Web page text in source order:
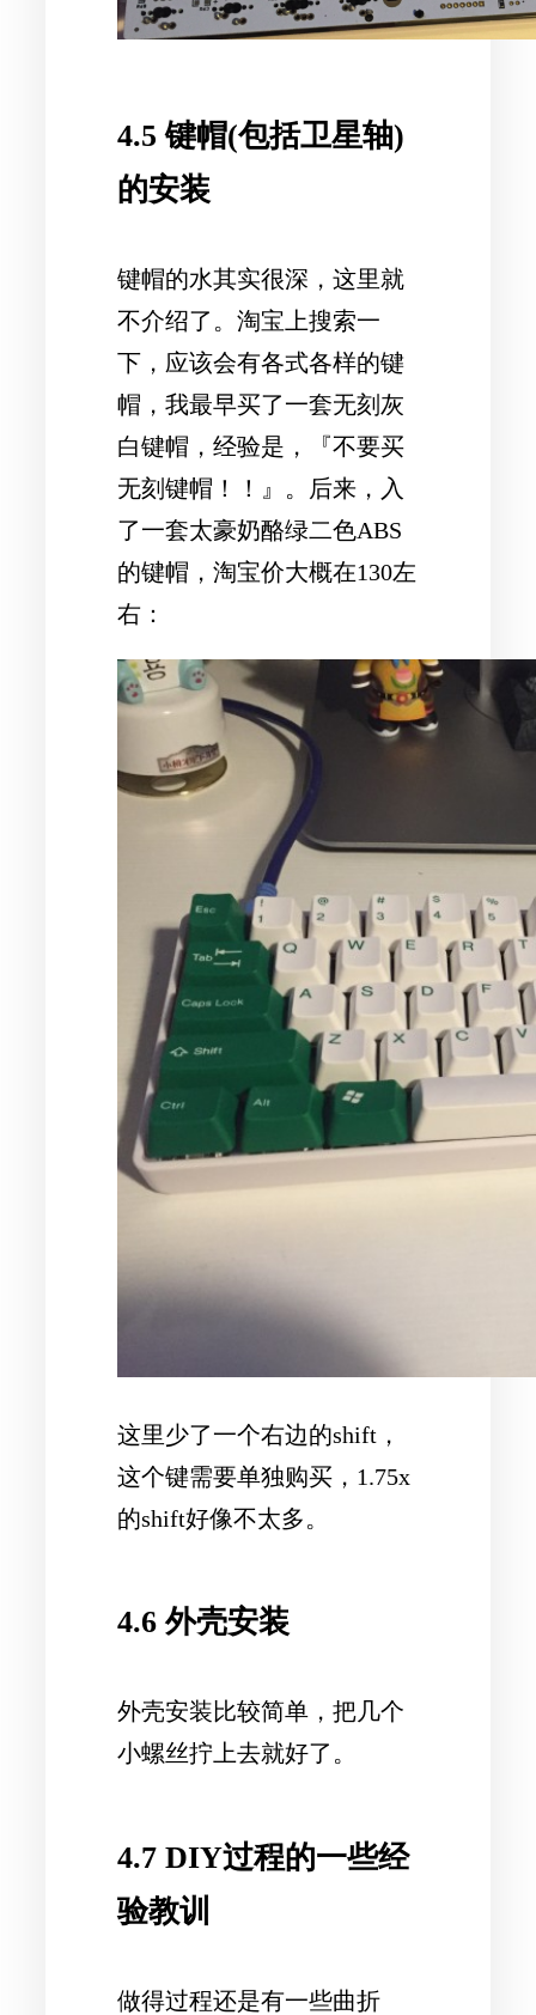
4.5 键帽(包括卫星轴)
的安装
键帽的水其实很深，这里就
不介绍了。淘宝上搜索一
下，应该会有各式各样的键
帽，我最早买了一套无刻灰
白键帽，经验是，『不要买
无刻键帽！！』。后来，入
了一套太豪奶酪绿二色ABS
的键帽，淘宝价大概在130左
右：
这里少了一个右边的shift，
这个键需要单独购买，1.75x
的shift好像不太多。
4.6 外壳安装
外壳安装比较简单，把几个
小螺丝拧上去就好了。
4.7 DIY过程的一些经
验教训
做得过程还是有一些曲折